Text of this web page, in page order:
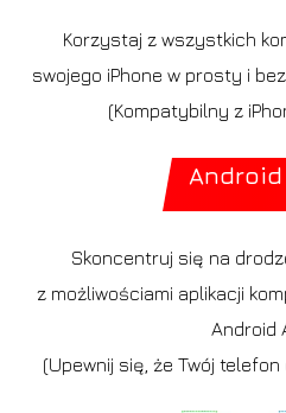
Korzystaj z wszystkich
swojego iPhone w prosty i
(Kompatybilny z
Skoncentruj się na
z możliwościami aplikacji
Android
(Upewnij się, że Twój